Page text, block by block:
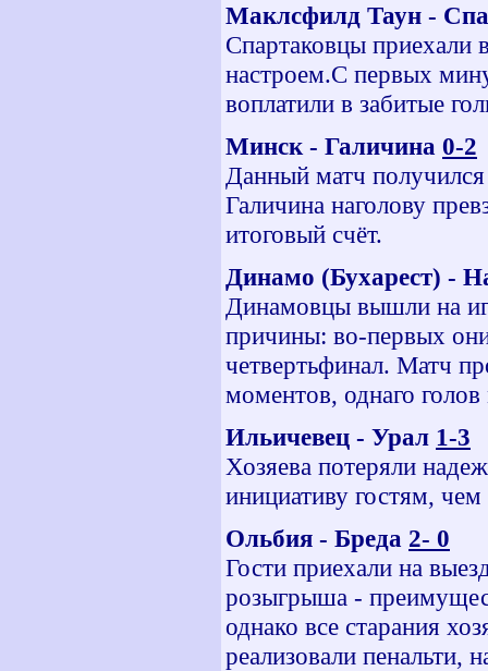
Маклсфилд Таун -
Спартаковцы
настроем.С первых
воплатили в забитые
Минск - Галичина 0-2
Данный матч
Галичина наголову
итоговый счёт.
Динамо (Бухарест) -
Динамовцы вышли на
причины: во-первых
четвертьфинал. Матч
моментов, однаго
Ильичевец - Урал 1-3
Хозяева потеряли
инициативу гостям,
Ольбия - Бреда 2- 0
Гости приехали на
розыгрыша -
однако все старания
реализовали пенальти,